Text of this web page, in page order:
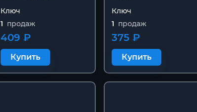
Ключ
1 продаж
409 ₽
Купить
Ключ
1 продаж
375 ₽
Купить